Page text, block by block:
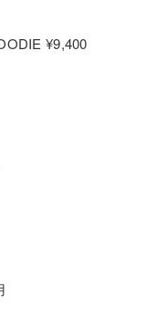
¥9,400